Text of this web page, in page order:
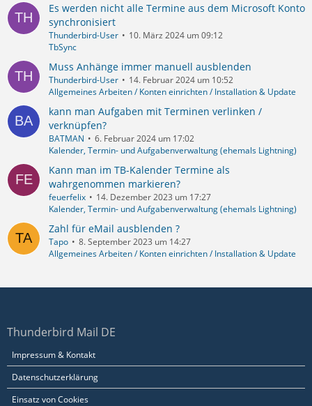
Es werden nicht alle Termine aus dem Microsoft Konto
synchronisiert
Thunderbird-User
10. März 2024 um 09:12
TbSync
Muss Anhänge immer manuell ausblenden
Thunderbird-User
14. Februar 2024 um 10:52
Allgemeines Arbeiten / Konten einrichten / Installation & Update
kann man Aufgaben mit Terminen verlinken /
verknüpfen?
BATMAN
6. Februar 2024 um 17:02
Kalender, Termin- und Aufgabenverwaltung (ehemals Lightning)
Kann man im TB-Kalender Termine als
wahrgenommen markieren?
feuerfelix
14. Dezember 2023 um 17:27
Kalender, Termin- und Aufgabenverwaltung (ehemals Lightning)
Zahl für eMail ausblenden ?
Tapo
8. September 2023 um 14:27
Allgemeines Arbeiten / Konten einrichten / Installation & Update
Thunderbird Mail DE
Impressum & Kontakt
Datenschutzerklärung
Einsatz von Cookies